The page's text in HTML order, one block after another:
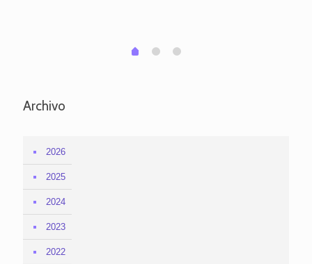
0 1 2
Archivo
2026
2025
2024
2023
2022